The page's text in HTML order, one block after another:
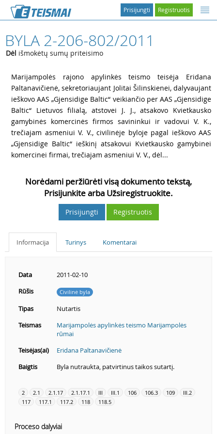
Registruotis
Prisijungti
BYLA 2-206-802/2011
Dėl išmokėtų sumų priteisimo
Marijampolės rajono apylinkės teismo teisėja Eridana
Paltanavičienė, sekretoriaujant Jolitai Šilinskienei, dalyvaujant
ieškovo AAS „Gjensidige Baltic“ veikiančio per AAS „Gjensidige
Baltic“ Lietuvos filialą, atstovei J. J., atsakovo Kvietkausko
gamybinės komercinės firmos savininkui ir vadovui V. K.,
trečiajam asmeniui V. V., civilinėje byloje pagal ieškovo AAS
„Gjensidige Baltic“ ieškinį atsakovui Kvietkausko gamybinei
komercinei firmai, trečiajam asmeniui V. V., dėl...
Norėdami peržiūrėti visą dokumento tekstą,
Prisijunkite arba Užsiregistruokite.
Prisijungti Registruotis
Informacija Turinys Komentarai
Data
2011-02-10
Rūšis
Civilinė byla
Tipas
Nutartis
Teismas
Marijampolės apylinkės teismo Marijampolės
rūmai
Teisėjas(ai)
Eridana Paltanavičienė
Baigtis
Byla nutraukta, patvirtinus taikos sutartį.
2 2.1 2.1.17 2.1.17.1 III III.1 106 106.3 109
III.2
117
117.1 117.2 118 118.5
Proceso dalyviai